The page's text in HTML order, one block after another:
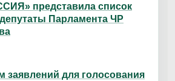
представила список
Парламента ЧР
заявлений для голосования